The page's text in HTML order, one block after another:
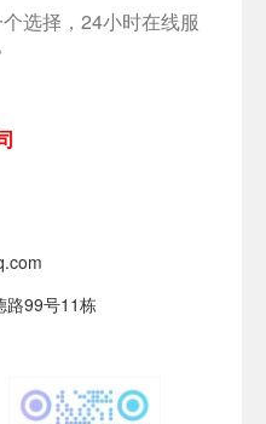
选择，24小时在线服
路99号11栋